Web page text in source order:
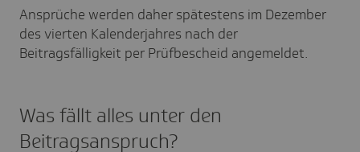
Ansprüche werden daher spätestens im Dezember
des vierten Kalenderjahres nach der
Beitragsfälligkeit per Prüfbescheid angemeldet.
Was fällt alles unter den
Beitragsanspruch?